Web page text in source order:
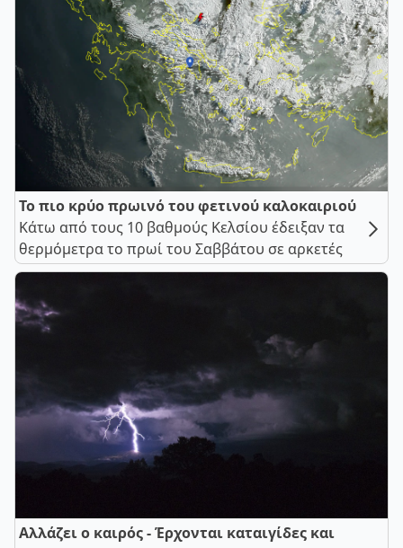
Το πιο κρύο πρωινό του φετινού καλοκαιριού
Κάτω από τους 10 βαθμούς Κελσίου έδειξαν τα
θερμόμετρα το πρωί του Σαββάτου σε αρκετές
Αλλάζει ο καιρός - Έρχονται καταιγίδες και